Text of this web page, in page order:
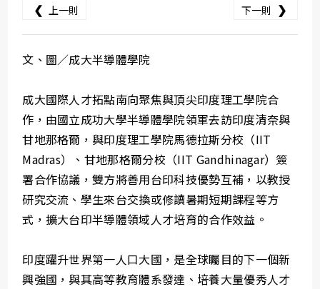
SDG17
❮ 上一則 下一則 ❯
文、圖／成大半導體學院
成大國際人才拓點南向聚焦與頂尖印度理工學院合
作，由國立成功大學半導體學院領軍去訪印度清奈與
甘地那格爾，與印度理工學院馬德拉斯分校（IIT
Madras）、甘地那格爾分校（IIT Gandhinagar）簽
署合作協議，雙方將善用台印科技優勢互補，以教授
研究交流、學生來台交換或修讀暑期短期課程等方
式，擴大台印半導體領域人才培育的合作效益。
印度躍升世界第一人口大國，是全球矚目的下一個新
興強國，與其高等教育體系發達、培養大量優秀人才